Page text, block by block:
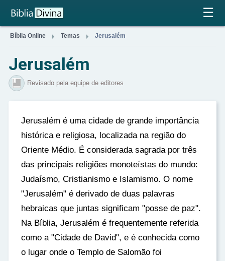
×
☰
Bíblia Online  Temas  Jerusalém
Jerusalém
Revisado pela equipe de editores
Jerusalém é uma cidade de grande importância
histórica e religiosa, localizada na região do
Oriente Médio. É considerada sagrada por três
das principais religiões monoteístas do mundo:
Judaísmo, Cristianismo e Islamismo. O nome
"Jerusalém" é derivado de duas palavras
hebraicas que juntas significam "posse de paz".
Na Bíblia, Jerusalém é frequentemente referida
como a "Cidade de David", e é conhecida como
o lugar onde o Templo de Salomão foi